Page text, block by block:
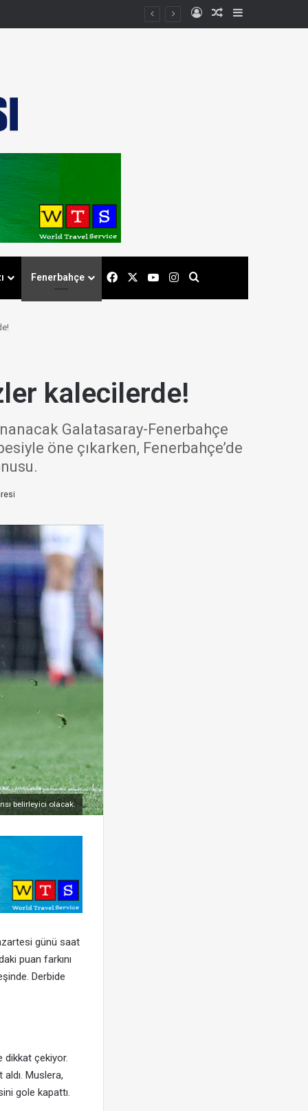
Kayıt OlRastgele Makale
Fenerbahçe FacebookYouTubeInstagram
kalecilerde!
Galatasaray-Fenerbahçe
öne çıkarken, Fenerbahçe’de
belirleyici olacak.
günü saat
puan farkını
Derbide
dikkat çekiyor.
Muslera,
gole kapattı.